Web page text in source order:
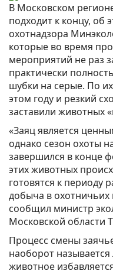
В Московском
подходит к концу, об
охотнадзора
которые во время
мероприятий не раз
практически
шубки на серые. По
этом году и резкий
заставили животных
«Заяц является
однако сезон охоты
завершился в конце
этих животных
готовятся к периоду
добыча в
сообщил министр
Московской области
Процесс смены
наоборот
животное